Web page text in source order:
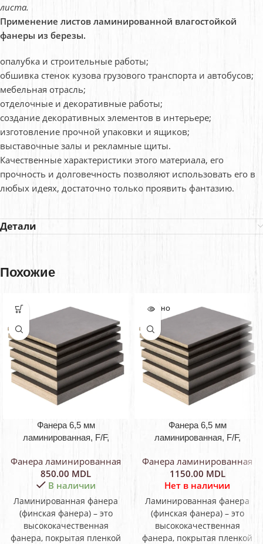
листа.
Применение листов ламинированной влагостойкой
фанеры из березы.
опалубка и строительные работы;
обшивка стенок кузова грузового транспорта и автобусов;
мебельная отрасль;
отделочные и декоративные работы;
создание декоративных элементов в интерьере;
изготовление прочной упаковки и ящиков;
выставочные залы и рекламные щиты.
Качественные характеристики этого материала, его
прочность и долговечность позволяют использовать его в
любых идеях, достаточно только проявить фантазию.
Детали
Похожие
Фанера 6,5 мм
ламинированная, F/F,
Фанера ламинированная
850.00 MDL
В наличии
Ламинированная фанера
(финская фанера) – это
высококачественная
фанера, покрытая пленкой
ПРОДАНО
Фанера 6,5 мм
ламинированная, F/F,
Фанера ламинированная
1150.00 MDL
Нет в наличии
Ламинированная фанера
(финская фанера) – это
высококачественная
фанера, покрытая пленкой